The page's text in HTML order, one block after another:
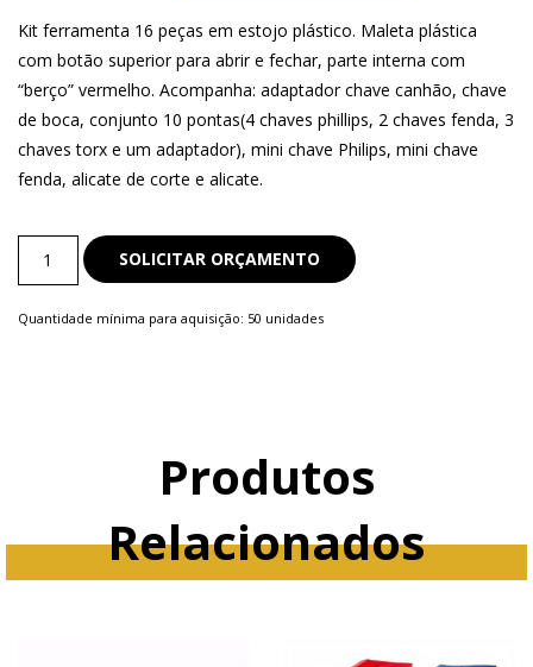
Kit ferramenta 16 peças em estojo plástico. Maleta plástica
com botão superior para abrir e fechar, parte interna com
“berço” vermelho. Acompanha: adaptador chave canhão, chave
de boca, conjunto 10 pontas(4 chaves phillips, 2 chaves fenda, 3
chaves torx e um adaptador), mini chave Philips, mini chave
fenda, alicate de corte e alicate.
Ferramenta
SOLICITAR ORÇAMENTO
Quantidade mínima para aquisição: 50 unidades
Produtos
Relacionados